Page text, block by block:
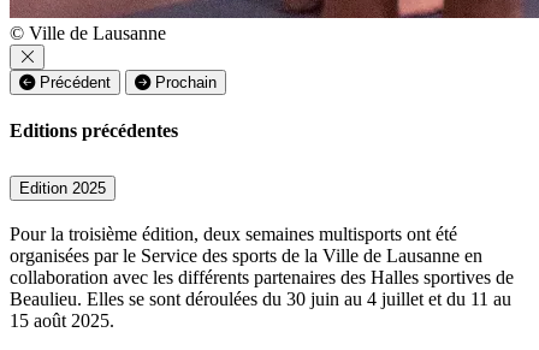
© Ville de Lausanne
Précédent Prochain
Editions précédentes
Edition 2025
Pour la troisième édition, deux semaines multisports ont été
organisées par le Service des sports de la Ville de Lausanne en
collaboration avec les différents partenaires des Halles sportives de
Beaulieu. Elles se sont déroulées du 30 juin au 4 juillet et du 11 au
15 août 2025.